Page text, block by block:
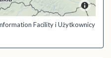
Facility i Użytkownicy